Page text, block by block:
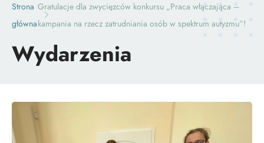
Strona
główna
Gratulacje dla zwycięzców konkursu „Praca włączająca –
kampania na rzecz zatrudniania osób w spektrum autyzmu”!
Wydarzenia